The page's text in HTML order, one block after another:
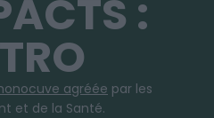
:
agréée par les
et de la Santé.